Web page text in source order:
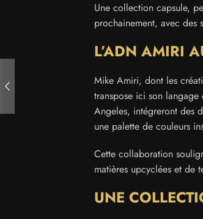
Une collection capsule,
prochainement, avec des
L’ADN AMIRI
Mike Amiri, dont les
transpose ici son langage
Angeles, intégreront des
une palette de couleurs
Cette collaboration
matières upcyclées et de
UNE